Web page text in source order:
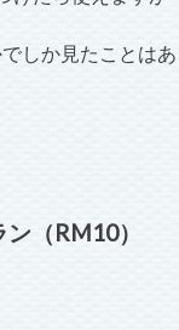
しか見たことはあ
（RM10）